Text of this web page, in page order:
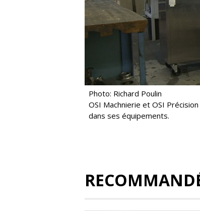
Photo: Richard Poulin
OSI Machnierie et OSI
dans ses équipements.